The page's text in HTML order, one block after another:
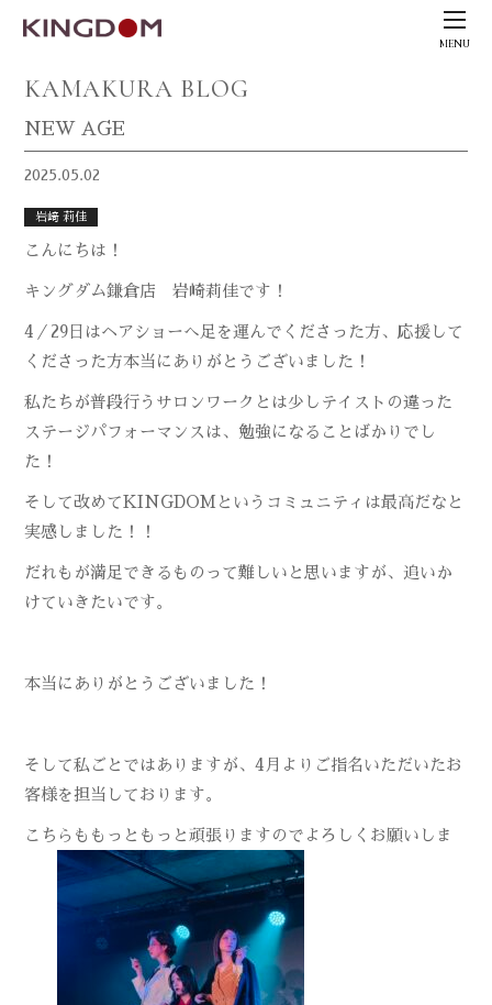
MENU
KAMAKURA BLOG
NEW AGE
2025.05.02
岩﨑 莉佳
こんにちは！
キングダム鎌倉店 岩崎莉佳です！
4／29日はヘアショーへ足を運んでくださった方、応援して
くださった方本当にありがとうございました！
私たちが普段行うサロンワークとは少しテイストの違った
ステージパフォーマンスは、勉強になることばかりでし
た！
そして改めてKINGDOMというコミュニティは最高だなと
実感しました！！
だれもが満足できるものって難しいと思いますが、追いか
けていきたいです。
本当にありがとうございました！
そして私ごとではありますが、4月よりご指名いただいたお
客様を担当しております。
こちらももっともっと頑張りますのでよろしくお願いしま